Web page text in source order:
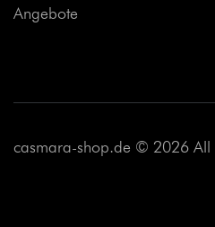
Angebote
casmara-shop.de © 2026 All